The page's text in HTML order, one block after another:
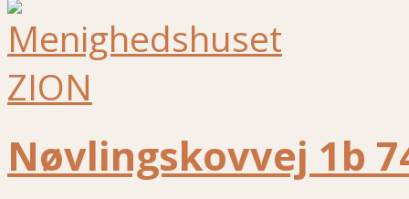
Nøvlingskovvej 1b